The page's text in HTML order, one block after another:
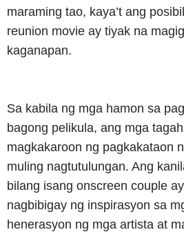
maraming tao, kaya’t ang
reunion movie ay tiyak na
kaganapan.
Sa kabila ng mga hamon sa
bagong pelikula, ang mga
magkakaroon ng pagkakataon
muling nagtutulungan. Ang
bilang isang onscreen couple
nagbibigay ng inspirasyon sa
henerasyon ng mga artista at